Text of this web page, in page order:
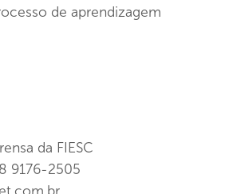
de aprendizagem
da FIESC
9176-2505